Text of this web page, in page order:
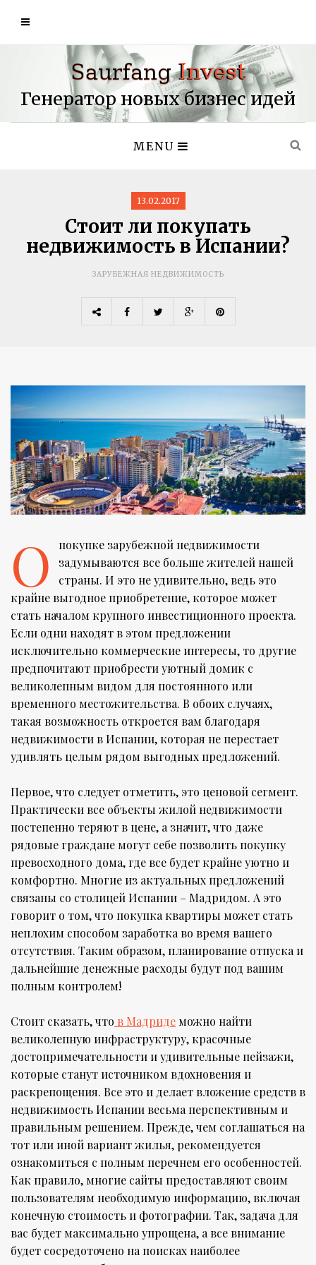
Генератор новых бизнес идей
MENU
13.02.2017
Стоит ли покупать
недвижимость в Испании?
ЗАРУБЕЖНАЯ НЕДВИЖИМОСТЬ
О
покупке зарубежной недвижимости
задумываются все больше жителей нашей
страны. И это не удивительно, ведь это
крайне выгодное приобретение, которое может
стать началом крупного инвестиционного проекта.
Если одни находят в этом предложении
исключительно коммерческие интересы, то другие
предпочитают приобрести уютный домик с
великолепным видом для постоянного или
временного местожительства. В обоих случаях,
такая возможность откроется вам благодаря
недвижимости в Испании, которая не перестает
удивлять целым рядом выгодных предложений.
Первое, что следует отметить, это ценовой сегмент.
Практически все объекты жилой недвижимости
постепенно теряют в цене, а значит, что даже
рядовые граждане могут себе позволить покупку
превосходного дома, где все будет крайне уютно и
комфортно. Многие из актуальных предложений
связаны со столицей Испании – Мадридом. А это
говорит о том, что покупка квартиры может стать
неплохим способом заработка во время вашего
отсутствия. Таким образом, планирование отпуска и
дальнейшие денежные расходы будут под вашим
полным контролем!
Стоит сказать, что в Мадриде можно найти
великолепную инфраструктуру, красочные
достопримечательности и удивительные пейзажи,
которые станут источником вдохновения и
раскрепощения. Все это и делает вложение средств в
недвижимость Испании весьма перспективным и
правильным решением. Прежде, чем соглашаться на
тот или иной вариант жилья, рекомендуется
ознакомиться с полным перечнем его особенностей.
Как правило, многие сайты предоставляют своим
пользователям необходимую информацию, включая
конечную стоимость и фотографии. Так, задача для
вас будет максимально упрощена, а все внимание
будет сосредоточено на поисках наиболее